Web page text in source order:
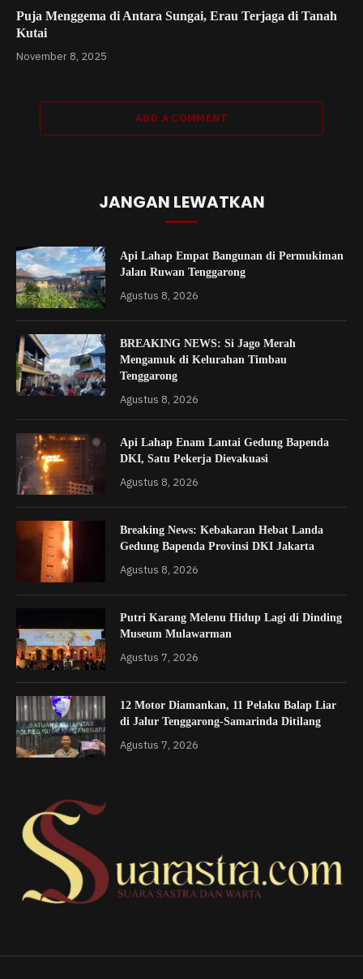
Puja Menggema di Antara Sungai, Erau Terjaga di Tanah
Kutai
November 8, 2025
ADD A COMMENT
JANGAN LEWATKAN
Api Lahap Empat Bangunan di Permukiman
Jalan Ruwan Tenggarong
Agustus 8, 2026
BREAKING NEWS: Si Jago Merah
Mengamuk di Kelurahan Timbau
Tenggarong
Agustus 8, 2026
Api Lahap Enam Lantai Gedung Bapenda
DKI, Satu Pekerja Dievakuasi
Agustus 8, 2026
Breaking News: Kebakaran Hebat Landa
Gedung Bapenda Provinsi DKI Jakarta
Agustus 8, 2026
Putri Karang Melenu Hidup Lagi di Dinding
Museum Mulawarman
Agustus 7, 2026
12 Motor Diamankan, 11 Pelaku Balap Liar
di Jalur Tenggarong-Samarinda Ditilang
Agustus 7, 2026